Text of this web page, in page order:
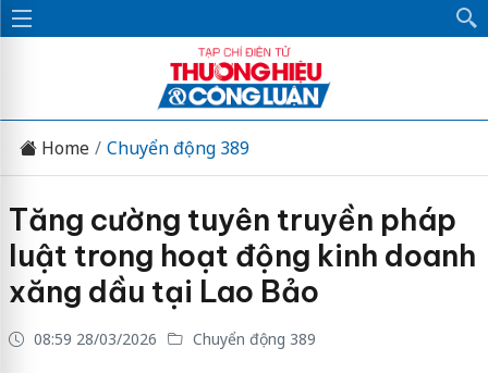
Home Chuyển động 389
Tăng cường tuyên truyền pháp
luật trong hoạt động kinh doanh
xăng dầu tại Lao Bảo
08:59 28/03/2026 Chuyển động 389